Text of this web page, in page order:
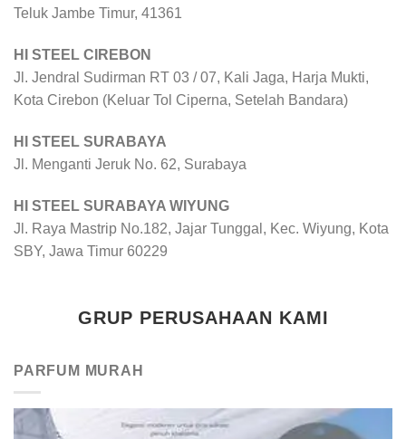
Teluk Jambe Timur, 41361
HI STEEL CIREBON
Jl. Jendral Sudirman RT 03 / 07, Kali Jaga, Harja Mukti,
Kota Cirebon (Keluar Tol Ciperna, Setelah Bandara)
HI STEEL SURABAYA
Jl. Menganti Jeruk No. 62, Surabaya
HI STEEL SURABAYA WIYUNG
Jl. Raya Mastrip No.182, Jajar Tunggal, Kec. Wiyung, Kota
SBY, Jawa Timur 60229
GRUP PERUSAHAAN KAMI
PARFUM MURAH